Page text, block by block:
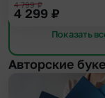
4 799₽
4 299 ₽
Показать
Авторские